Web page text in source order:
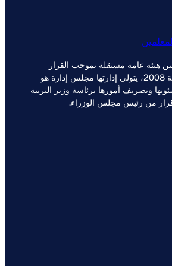
هيئة عامة مستقلة بموجب القرار
الجمهوري رقم 129 لسنة 2008، يتولى إدارتها مجلس إدارة هو
وتصريف أمورها برئاسة وزير التربية
قرار من رئيس مجلس الوزراء.